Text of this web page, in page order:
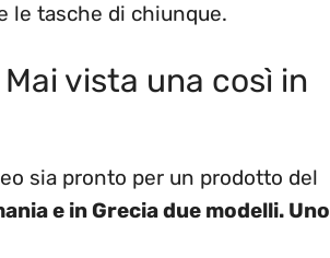
le tasche di chiunque.
vista una così in
sia pronto per un prodotto del
e in Grecia due modelli. Uno